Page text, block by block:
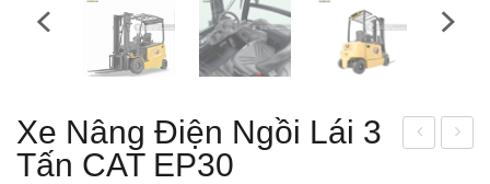
Xe Nâng Điện Ngồi Lái 3
Tấn CAT EP30